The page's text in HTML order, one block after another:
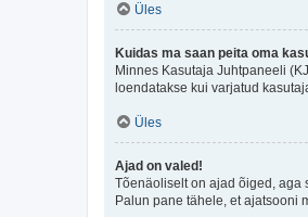
Üles
Kuidas ma saan peita oma
Minnes Kasutaja Juhtpaneeli
loendatakse kui varjatud
Üles
Ajad on valed!
Tõenäoliselt on ajad õiged, aga
Palun pane tähele, et ajatsooni